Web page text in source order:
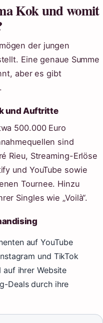
Kok und womit
der jungen
Eine genaue Summe
aber es gibt
und Auftritte
500.000 Euro
sind
Rieu, Streaming-Erlöse
und YouTube sowie
Tournee. Hinzu
Singles wie „Voilà“.
auf YouTube
und TikTok
ihrer Website
Deals durch ihre